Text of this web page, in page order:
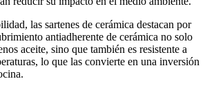
las sartenes de cerámica destacan por
antiadherente de cerámica no solo
aceite, sino que también es resistente a
lo que las convierte en una inversión